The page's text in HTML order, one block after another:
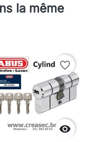
la même

favorite_border